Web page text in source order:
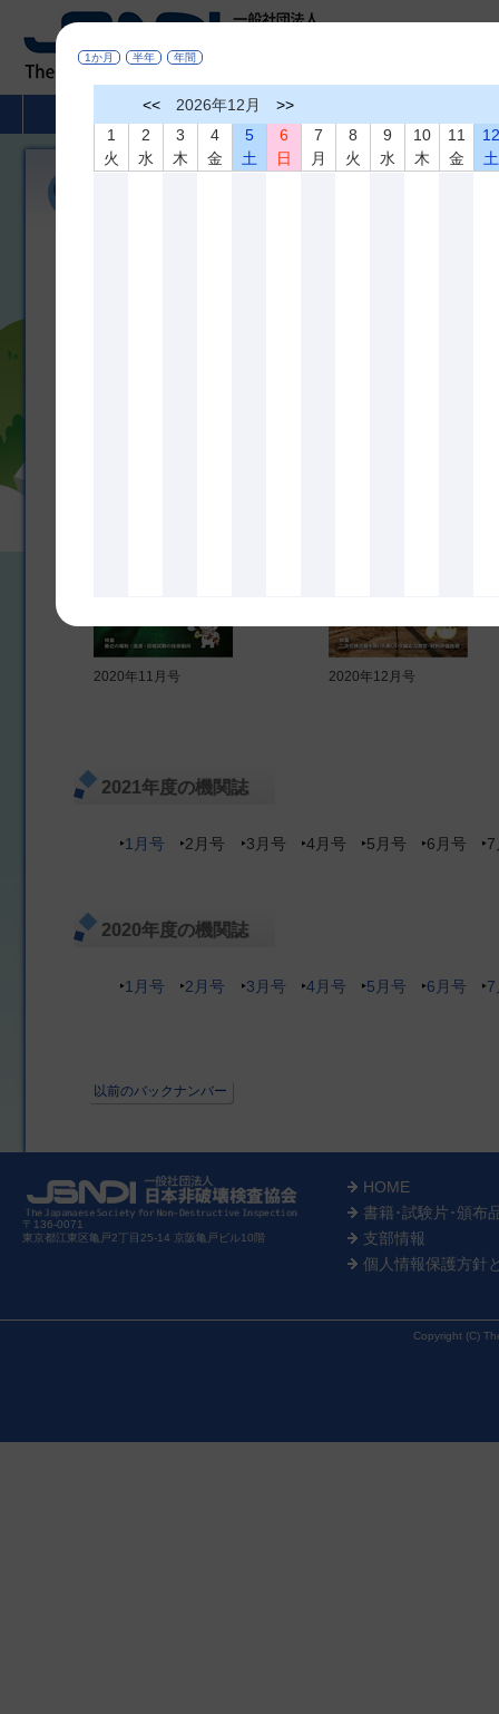
非破壊検査とは
2020年11月号 2020年12月号
2021年度の機関誌
1月号 2月号 3月号 4月号 5月号 6月号
2020年度の機関誌
1月号 2月号 3月号 4月号 5月号 6月号
以前のバックナンバー
〒136-0071
東京都江東区亀戸2丁目25-14 京阪亀戸ビル10階
HOME
書籍･試験片･頒布
支部情報
個人情報保護方針
Copyright (C)
1か月 半年 年間
<< 2026年12月
>>
1
火
2
水
3
木
4
金
5
土
6
日
7
月
8
火
9
水
10
木
11
金
土